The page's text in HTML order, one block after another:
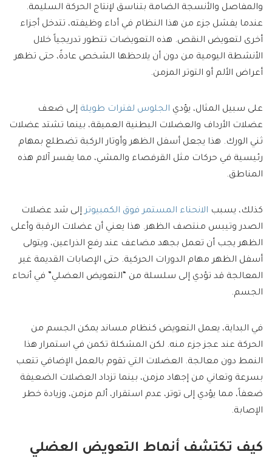
والمفاصل والأنسجة الضامة بتناسق لإنتاج الحركة السليمة.
عندما يفشل جزء من هذا النظام في أداء وظيفته، تتدخل أجزاء
أخرى لتعويض النقص. هذه التعويضات تتطور تدريجياً خلال
الأنشطة اليومية من دون أن يلاحظها الشخص عادةً، حتى تظهر
أعراض الألم أو التوتر المزمن.
على سبيل المثال، يؤدي الجلوس لفترات طويلة إلى ضعف
عضلات الأرداف والعضلات البطنية العميقة، بينما تشتد عضلات
ثني الورك. هذا يجعل أسفل الظهر وأوتار الركبة تضطلع بمهام
رئيسية في حركات مثل القرفصاء والمشي، مما يفسر آلام هذه
المناطق.
كذلك، يسبب الانحناء المستمر فوق الكمبيوترإلى شد عضلات
الصدر وتيبس منتصف الظهر. هذا يعني أن عضلات الرقبة وأعلى
الظهر يجب أن تعمل بجهد مضاعف عند رفع الذراعين، ويتولى
أسفل الظهر مهام الدورات الحركية. حتى الإصابات القديمة غير
المعالجة قد تؤدي إلى سلسلة من “التعويض العضلي” في أنحاء
الجسم.
في البداية، يعمل التعويض كنظام مساند يمكن الجسم من
الحركة عند عجز جزء منه. لكن المشكلة تكمن في استمرار هذا
النمط دون معالجة. العضلات التي تقوم بالعمل الإضافي تتعب
بسرعة وتعاني من إجهاد مزمن، بينما تزداد العضلات الضعيفة
ضعفاً، مما يؤدي إلى توتر، عدم استقرار، ألم مزمن، وزيادة خطر
الإصابة.
كيف تكتشف أنماط التعويض العضلي